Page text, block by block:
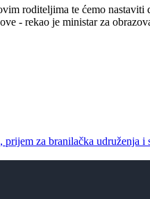
roditeljima te ćemo nastaviti
- rekao je ministar za
za branilačka udruženja